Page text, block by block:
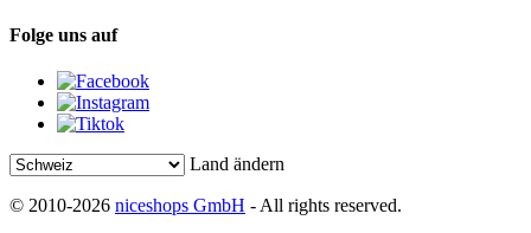
Folge uns auf
Land ändern
© 2010-2026 niceshops GmbH - All rights reserved.